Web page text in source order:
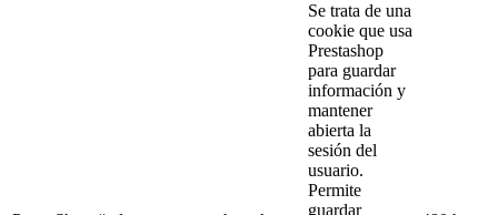
Se trata de una
cookie que usa
Prestashop
para guardar
información y
mantener
abierta la
sesión del
usuario.
Permite
guardar